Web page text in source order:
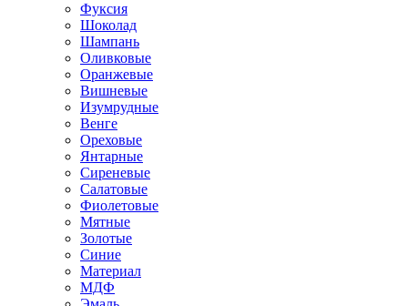
Фуксия
Шоколад
Шампань
Оливковые
Оранжевые
Вишневые
Изумрудные
Венге
Ореховые
Янтарные
Сиреневые
Салатовые
Фиолетовые
Мятные
Золотые
Синие
Материал
МДФ